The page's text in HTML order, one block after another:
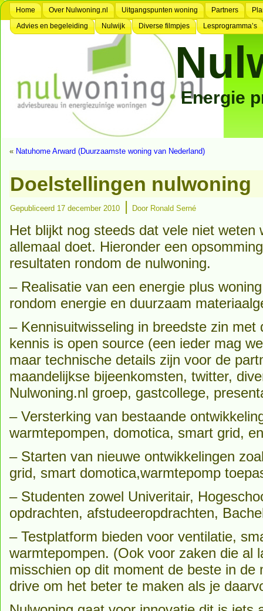
Home Over Nulwoning.nl Uitgangspunten woning Partners
Advies en begeleiding
Nulwijk Diverse filmpjes Lesprogramma’s
Energie
« Natuhome Arward (Duurzaamste woning van Nederland)
Doelstellingen nulwoning
Gepubliceerd 17 december 2010 | Door Ronald Serné
Het blijkt nog steeds dat vele niet weten
allemaal doet. Hieronder een
resultaten rondom de nulwoning.
– Realisatie van een energie plus
rondom energie en duurzaam
– Kennisuitwisseling in breedste zin met
kennis is open source (een ieder mag
maar technische details zijn voor de
maandelijkse bijeenkomsten, twitter,
Nulwoning.nl groep, gastcollege,
– Versterking van bestaande
warmtepompen, domotica, smart grid,
– Starten van nieuwe ontwikkelingen
grid, smart domotica,warmtepomp
– Studenten zowel Univeritair,
opdrachten, afstudeeropdrachten,
– Testplatform bieden voor ventilatie,
warmtepompen. (Ook voor zaken die al
misschien op dit moment de beste in de
drive om het beter te maken als je